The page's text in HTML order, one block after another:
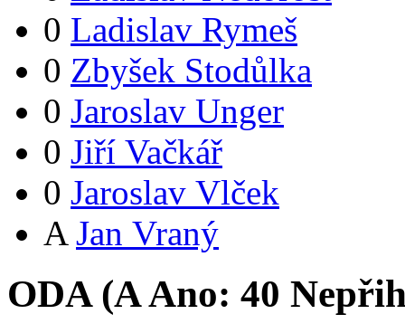
0 Ladislav Rymeš
0 Zbyšek Stodůlka
0 Jaroslav Unger
0 Jiří Vačkář
0 Jaroslav Vlček
A Jan Vraný
ODA (AAno: 40